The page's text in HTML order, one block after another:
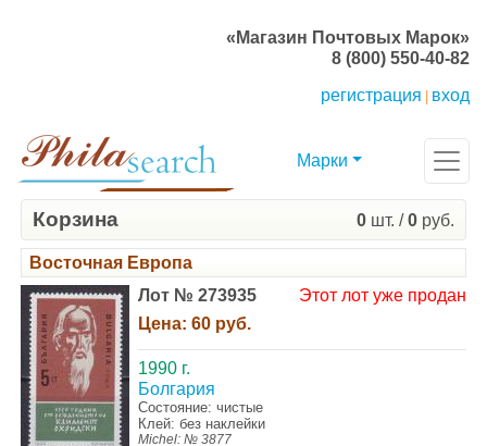
«Магазин Почтовых Марок»
8 (800) 550-40-82
регистрация
вход
Марки
Корзина 0 шт. /0 руб.
Восточная Европа
Лот № 273935
Цена: 60 руб.
Этот лот уже продан
1990 г.
Болгария
Состояние: чистые
Клей: без наклейки
Michel: № 3877